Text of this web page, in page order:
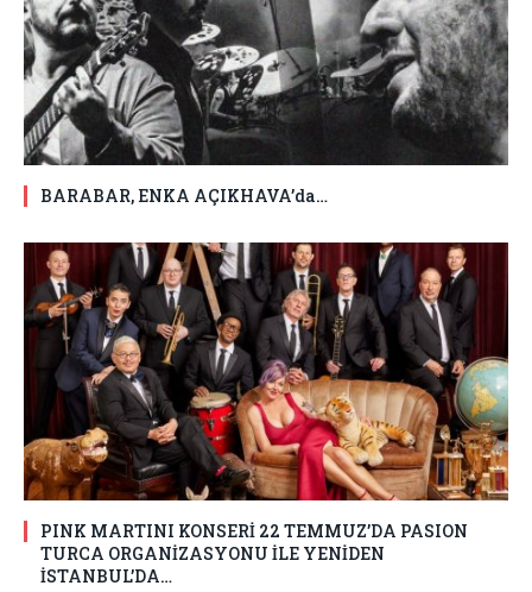
BARABAR, ENKA AÇIKHAVA’da…
PINK MARTINI KONSERİ 22 TEMMUZ’DA PASION
TURCA ORGANİZASYONU İLE YENİDEN
İSTANBUL’DA…